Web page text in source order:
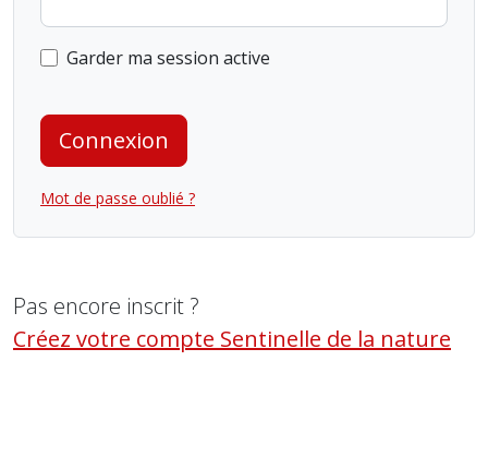
Garder ma session active
Connexion
Mot de passe oublié ?
Pas encore inscrit ?
Créez votre compte Sentinelle de la nature